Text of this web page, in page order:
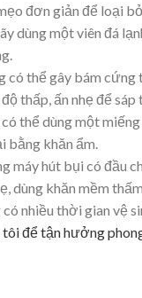
đơn giản để loại
dùng một viên đá
có thể gây bám
thấp, ấn nhẹ để sáp
thể dùng một miếng
bằng khăn ẩm.
máy hút bụi có đầu
dùng khăn mềm
nhiều thời gian vệ
để tận hưởng